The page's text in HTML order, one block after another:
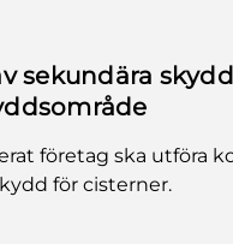
sekundära
företag ska utföra
för cisterner.